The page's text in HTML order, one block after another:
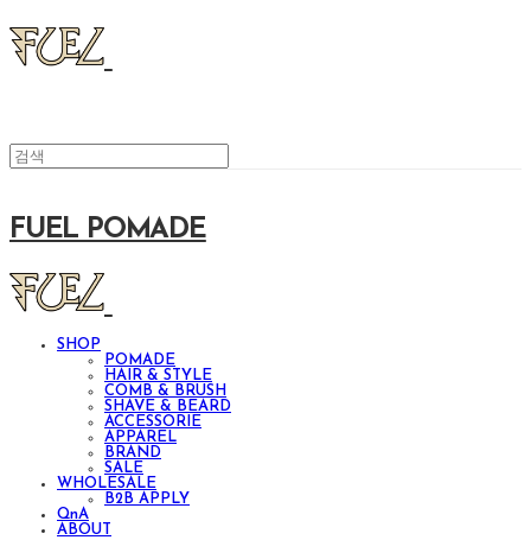
FUEL POMADE
SHOP
POMADE
HAIR & STYLE
COMB & BRUSH
SHAVE & BEARD
ACCESSORIE
APPAREL
BRAND
SALE
WHOLESALE
B2B APPLY
QnA
ABOUT